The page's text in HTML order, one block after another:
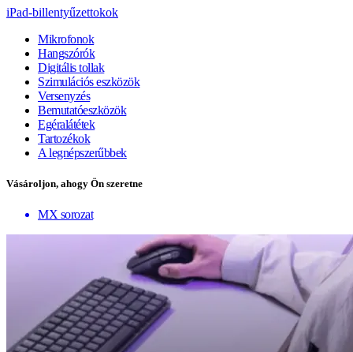
iPad-billentyűzettokok
Mikrofonok
Hangszórók
Digitális tollak
Szimulációs eszközök
Versenyzés
Bemutatóeszközök
Egéralátétek
Tartozékok
A legnépszerűbbek
Vásároljon, ahogy Ön szeretne
MX sorozat